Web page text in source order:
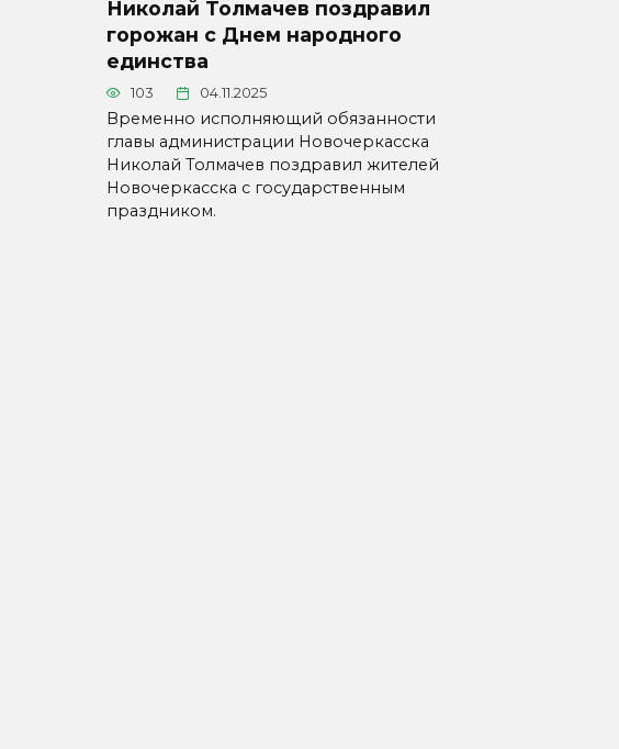
Николай Толмачев поздравил
горожан с Днем народного
единства
103 04.11.2025
Временно исполняющий обязанности
главы администрации Новочеркасска
Николай Толмачев поздравил жителей
Новочеркасска с государственным
праздником.